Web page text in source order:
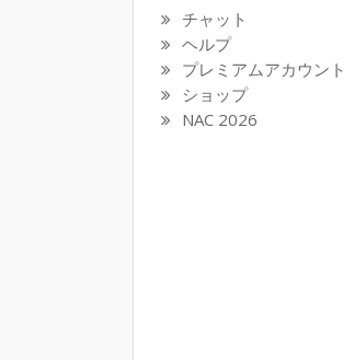
チャット
ヘルプ
プレミアムアカウント
ショップ
NAC 2026